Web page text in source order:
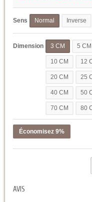
Sens Normal Inverse
Dimension 3 CM 5 CM
10 CM 12
20 CM 25
40 CM 50
70 CM 80
Économisez 9%
AVIS